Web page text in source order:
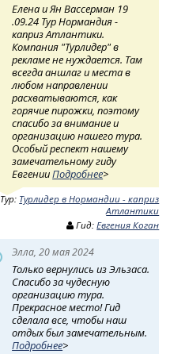
Елена и Ян Вассерман 19
.09.24 Тур Нормандия -
каприз Атлантики.
Компания "Турлидер" в
рекламе не нуждается. Там
всегда аншлаг и места в
любом направлении
расхватываются, как
горячие пирожки, поэтому
спасибо за внимание и
организацию нашего тура.
Особый респект нашему
замечательному гиду
ЕвгенииПодробнее>
Тур: Турлидер в Нормандии - каприз
Атлантики
Гид:Евгения Коган
Элла, 20 мая 2024
Только вернулись из Эльзаса.
Спасибо за чудесную
организацию тура.
Прекрасное место! Гид
сделала все, чтобы наш
отдых был замечательным.
Подробнее>